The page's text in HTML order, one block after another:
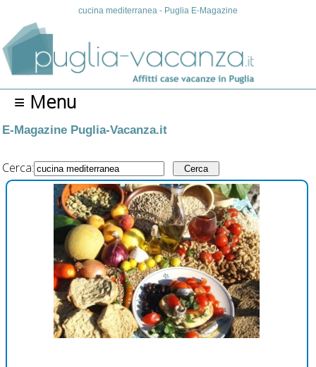
cucina mediterranea - Puglia E-Magazine
≡ Menu
E-Magazine Puglia-Vacanza.it
Cerca: